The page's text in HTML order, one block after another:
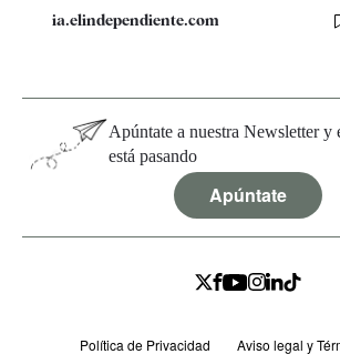
ia.elindependiente.com
Apúntate a nuestra Newsletter y
está pasando
Apúntate
Política de Privacidad Aviso legal y